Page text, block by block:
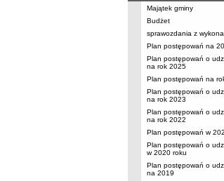
Majątek gminy
Budżet
sprawozdania z
Plan postępowań na
Plan postępowań o
na rok 2025
Plan postępowań na
Plan postępowań o
na rok 2023
Plan postępowań o
na rok 2022
Plan postępowań w
Plan postępowań o
w 2020 roku
Plan postępowań o
na 2019